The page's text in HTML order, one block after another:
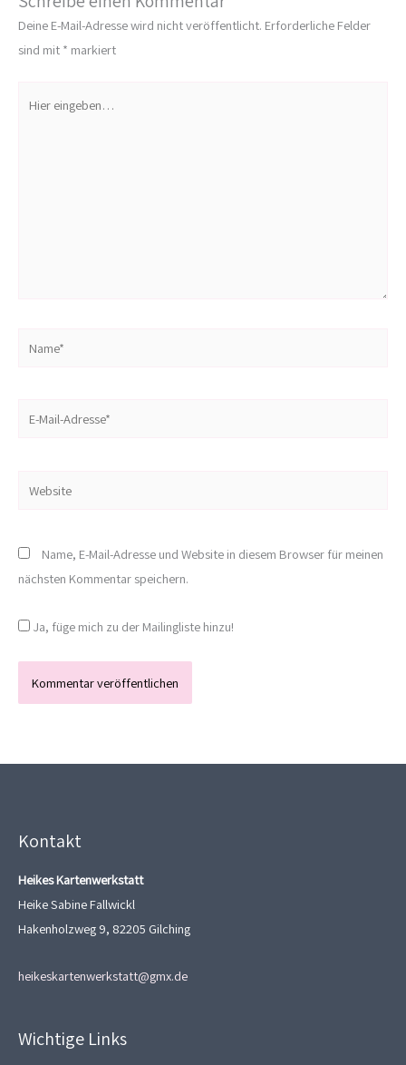
Deine E-Mail-Adresse wird nicht veröffentlicht. Erforderliche Felder
sind mit * markiert
eingeben…
Name, E-Mail-Adresse und Website in diesem Browser für meinen
nächsten Kommentar speichern.
Ja, füge mich zu der Mailingliste hinzu!
Kontakt
Heikes Kartenwerkstatt
Heike Sabine Fallwickl
Hakenholzweg 9, 82205 Gilching
heikeskartenwerkstatt@gmx.de
Wichtige Links